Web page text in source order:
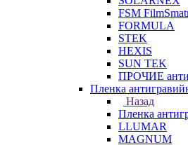
FSM
FORMULA
STEK
HEXIS
SUN TEK
ПРОЧИЕ
Пленка
Назад
Пленка
LLUMAR
MAGNUM